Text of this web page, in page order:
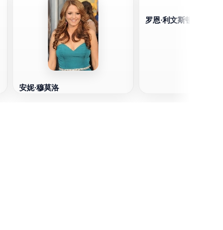
安妮·穆莫洛
罗恩·利文斯顿